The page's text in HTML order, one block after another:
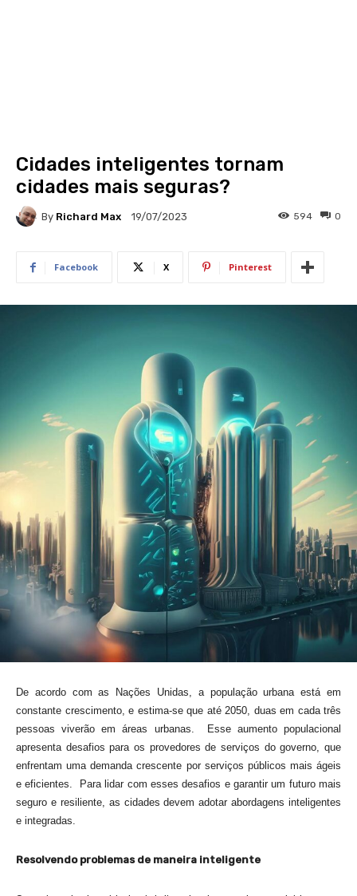
Cidades inteligentes tornam
cidades mais seguras?
By Richard Max 19/07/2023 0
594
Facebook X Pinterest
De acordo com as Nações Unidas, a população urbana está em
constante crescimento, e estima-se que até 2050, duas em cada três
pessoas viverão em áreas urbanas. Esse aumento populacional
apresenta desafios para os provedores de serviços do governo, que
enfrentam uma demanda crescente por serviços públicos mais ágeis
e eficientes. Para lidar com esses desafios e garantir um futuro mais
seguro e resiliente, as cidades devem adotar abordagens inteligentes
e integradas.
Resolvendo problemas de maneira inteligente